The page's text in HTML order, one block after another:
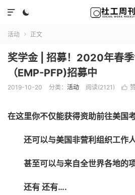


活动  正文
奖学金 | 招募！2020年春季
（EMP-PFP)招募中
2019-10-20 分类： 活动 阅读(2121) 
在这里你不仅能获得资助前往美国
还可以与美国非营利组织工作
甚至可以与来自全世界各地的
还有 还有….